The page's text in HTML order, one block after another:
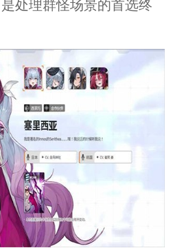
处理群怪场景的首选终